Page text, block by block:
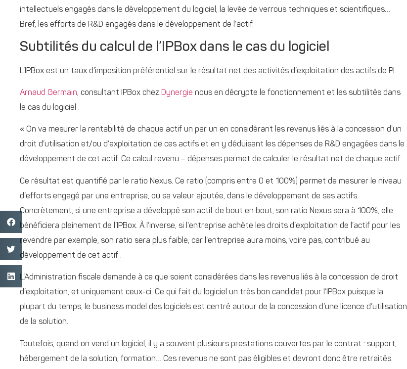
intellectuels engagés dans le développement du logiciel, la levée de verrous techniques et scientifiques…
Bref, les efforts de R&D engagés dans le développement de l’actif.
Subtilités du calcul de l’IPBox dans le cas du logiciel
L’IPBox est un taux d’imposition préférentiel sur le résultat net des activités d’exploitation des actifs de PI.
Arnaud Germain, consultant IPBox chez Dynergie nous en décrypte le fonctionnement et les subtilités dans
le cas du logiciel :
« On va mesurer la rentabilité de chaque actif un par un en considérant les revenus liés à la concession d’un
droit d’utilisation et/ou d’exploitation de ces actifs et en y déduisant les dépenses de R&D engagées dans le
développement de cet actif. Ce calcul revenu – dépenses permet de calculer le résultat net de chaque actif.
Ce résultat est quantifié par le ratio Nexus. Ce ratio (compris entre 0 et 100%) permet de mesurer le niveau
d’efforts engagé par une entreprise, ou sa valeur ajoutée, dans le développement de ses actifs.
Concrètement, si une entreprise a développé son actif de bout en bout, son ratio Nexus sera à 100%, elle
bénéficiera pleinement de l’IPBox. À l’inverse, si l’entreprise achète les droits d’exploitation de l’actif pour les
revendre par exemple, son ratio sera plus faible, car l’entreprise aura moins, voire pas, contribué au
développement de cet actif .
L’Administration fiscale demande à ce que soient considérées dans les revenus liés à la concession de droit
d’exploitation, et uniquement ceux-ci. Ce qui fait du logiciel un très bon candidat pour l’IPBox puisque la
plupart du temps, le business model des logiciels est centré autour de la concession d’une licence d’utilisation
de la solution.
Toutefois, quand on vend un logiciel, il y a souvent plusieurs prestations couvertes par le contrat : support,
hébergement de la solution, formation… Ces revenus ne sont pas éligibles et devront donc être retraités.